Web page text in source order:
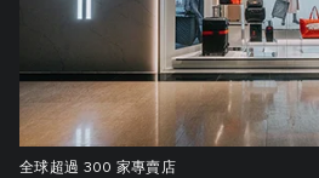
全球超過 300 家專賣店